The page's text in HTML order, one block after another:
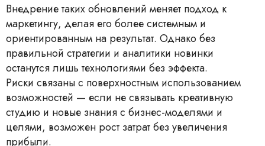
Внедрение таких обновлений меняет подход к
маркетингу, делая его более системным и
ориентированным на результат. Однако без
правильной стратегии и аналитики новинки
останутся лишь технологиями без эффекта.
Риски связаны с поверхностным использованием
возможностей — если не связывать креативную
студию и новые знания с бизнес-моделями и
целями, возможен рост затрат без увеличения
прибыли.